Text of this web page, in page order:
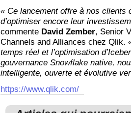
« Ce lancement offre à nos clients
d’optimiser encore leur
commente David Zember, Senior
Channels and Alliances chez Qlik.
temps réel et l’optimisation
gouvernance Snowflake native,
intelligente, ouverte et évolutive
https://www.qlik.com/